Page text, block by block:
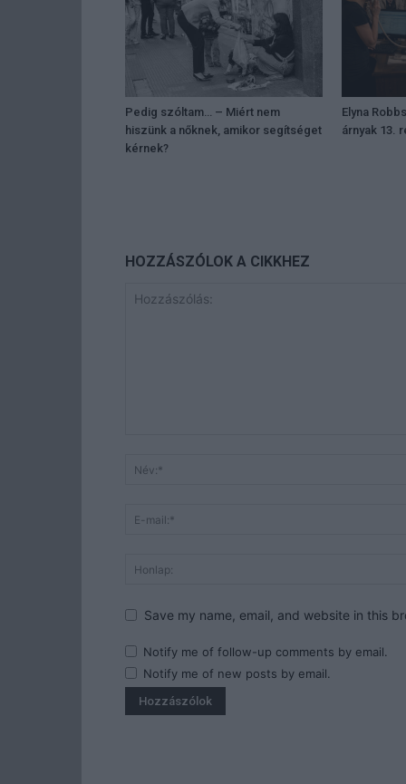
Pedig szóltam… – Miért nem
hiszünk a nőknek, amikor segítséget
kérnek?
Elyna
árnyak 13.
HOZZÁSZÓLOK A CIKKHEZ
Save my name, email, and website in this
Notify me of follow-up comments by email.
Notify me of new posts by email.